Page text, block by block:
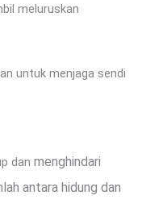
meluruskan
untuk menjaga sendi
dan menghindari
antara hidung dan